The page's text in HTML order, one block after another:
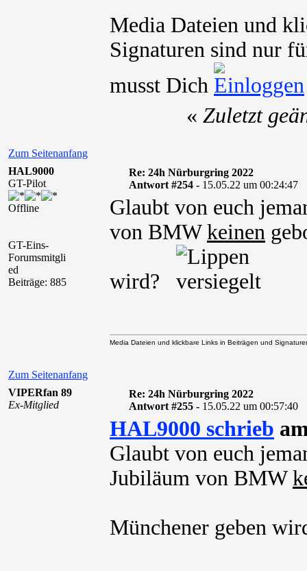
Media Dateien und
Signaturen sind nur
musst Dich
Zum Seitenanfang
« Zuletzt
HAL9000
GT-Pilot
Offline
GT-Eins-
Forumsmitgli
ed
Beiträge: 885
Re: 24h Nürburgring 2022
Antwort #254 - 15.05.22 um 00:24:47
Glaubt von euch
von BMWkeinen
wird?
Zum Seitenanfang
Media Dateien und klickbare Links in Beiträgen und
VIPERfan 89
Ex-Mitglied
Re: 24h Nürburgring 2022
Antwort #255 - 15.05.22 um 00:57:40
HAL9000 schrieb
Glaubt von euch
Jubiläum von BMW
Münchener geben